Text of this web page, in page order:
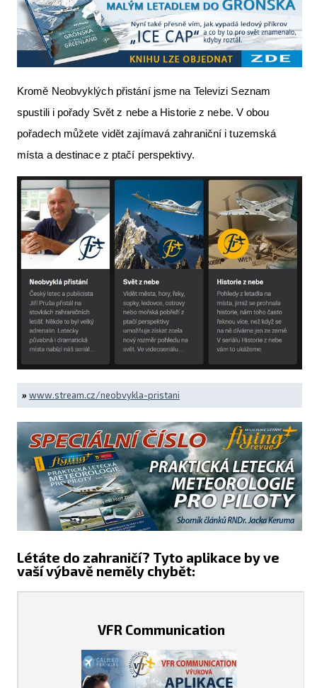
Kromě Neobvyklých přistání jsme na Televizi Seznam
spustili i pořady Svět z nebe a Historie z nebe. V obou
pořadech můžete vidět zajímavá zahraniční i tuzemská
místa a destinace z ptačí perspektivy.
» www.stream.cz/neobvykla-pristani
Létáte do zahraničí? Tyto aplikace by ve
vaší výbavě neměly chybět:
VFR Communication